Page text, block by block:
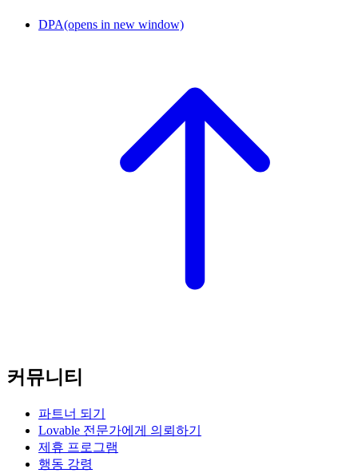
DPA(opens in new window)
커뮤니티
파트너 되기
Lovable 전문가에게 의뢰하기
제휴 프로그램
행동 강령